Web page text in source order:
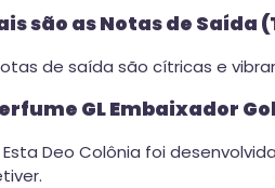
são as Notas de
de saída são cítricas e
GL Embaixador
Esta Deo Colônia foi